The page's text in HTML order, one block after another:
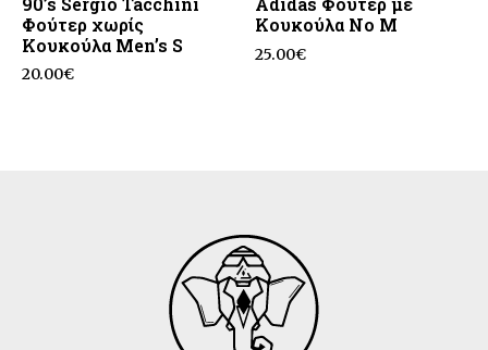
Φούτερ χωρίς
Κουκούλα Men’s S
20.00€
Κουκούλα No M
25.00€